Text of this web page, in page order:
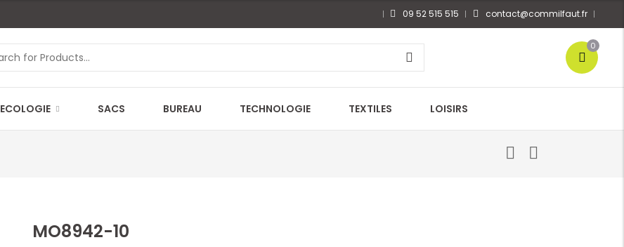
09 52 515 515 contact@commilfaut.fr
0
ECOLOGIE SACS BUREAU TECHNOLOGIE TEXTILES LOISIRS
MO8942-10